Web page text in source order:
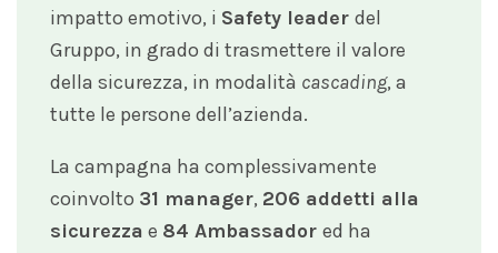
impatto emotivo, i Safety leader del
Gruppo, in grado di trasmettere il valore
della sicurezza, in modalità cascading, a
tutte le persone dell’azienda.
La campagna ha complessivamente
coinvolto 31 manager, 206 addetti alla
sicurezza e 84 Ambassador ed ha